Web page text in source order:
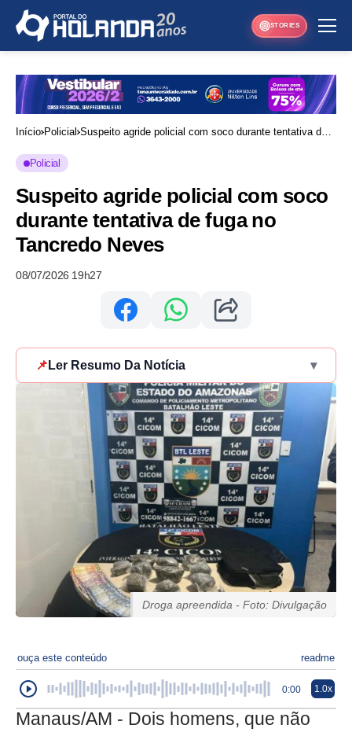
STORIES
Início Policial Suspeito agride policial com soco durante tentativa de
Policial
Suspeito agride policial com soco
durante tentativa de fuga no
Tancredo Neves
08/07/2026 19h27
📌 Ler Resumo Da Notícia ▾
Droga apreendida - Foto: Divulgação
ouça este conteúdo readme
0:00 1.0x
Manaus/AM - Dois homens, que não